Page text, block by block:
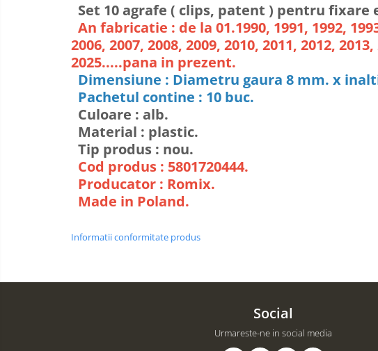
Set 10 agrafe ( clips, patent ) pentru fixare
An fabricatie : de la 01.1990, 1991, 1992,
2006, 2007, 2008, 2009, 2010, 2011, 2012,
2025.....pana in prezent.
Dimensiune : Diametru gaura 8 mm. x
Pachetul contine : 10 buc.
Culoare : alb.
Material : plastic.
Tip produs : nou.
Cod produs : 5801720444.
Producator : Romix.
Made in Poland.
Informatii conformitate produs
Social
Urmareste-ne in social media